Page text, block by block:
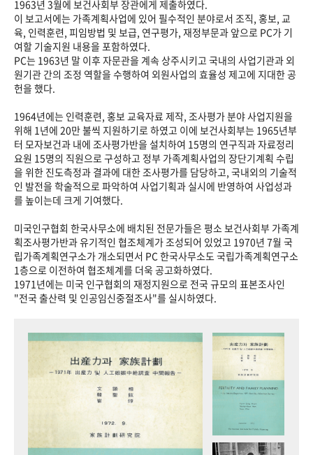
1963년 3월에 보건사회부 장관에게 제출하였다.
이 보고서에는 가족계획사업에 있어 필수적인 분야로서 조직, 홍보, 교
육, 인력훈련, 피임방법 및 보급, 연구평가, 재정부문과 앞으로 PC가 기
여할 기술지원 내용을 포함하였다.
PC는 1963년 말 이후 자문관을 계속 상주시키고 국내의 사업기관과 외
원기관 간의 조정 역할을 수행하여 외원사업의 효율성 제고에 지대한 공
헌을 했다.
1964년에는 인력훈련, 홍보 교육자료 제작, 조사평가 분야 사업지원을
위해 1년에 20만 불씩 지원하기로 하였고 이에 보건사회부는 1965년부
터 모자보건과 내에 조사평가반을 설치하여 15명의 연구직과 자료정리
요원 15명의 직원으로 구성하고 정부 가족계획사업의 장단기계획 수립
을 위한 진도측정과 결과에 대한 조사평가를 담당하고, 국내외의 기술적
인 발전을 학술적으로 파악하여 사업기획과 실시에 반영하여 사업성과
를 높이는데 크게 기여했다.
미국인구협회 한국사무소에 배치된 전문가들은 평소 보건사회부 가족계
획조사평가반과 유기적인 협조체계가 조성되어 있었고 1970년 7월 국
립가족계획연구소가 개소되면서 PC 한국사무소도 국립가족계획연구소
1층으로 이전하여 협조체계를 더욱 공고화하였다.
1971년에는 미국 인구협회의 재정지원으로 전국 규모의 표본조사인
"전국 출산력 및 인공임신중절조사"를 실시하였다.